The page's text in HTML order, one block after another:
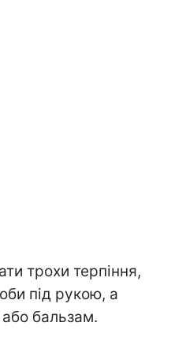
трохи терпіння,
під рукою, а
бальзам.